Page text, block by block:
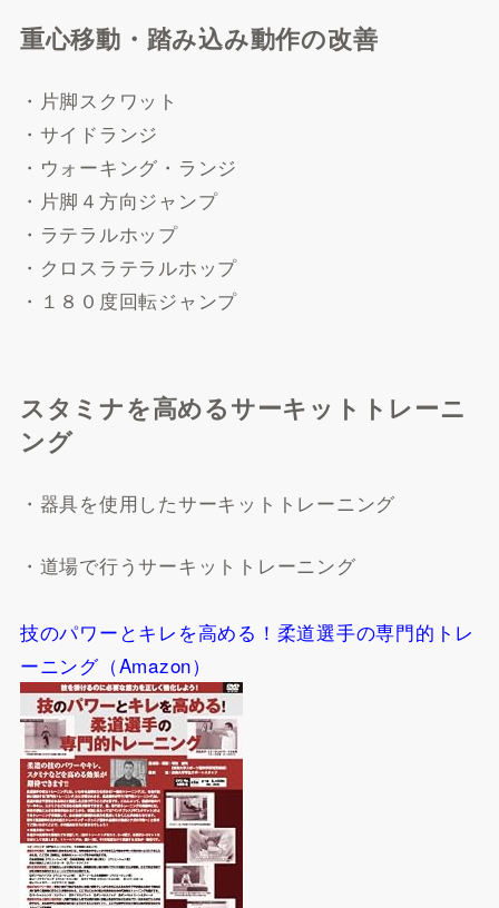
重心移動・踏み込み動作の改善
・片脚スクワット
・サイドランジ
・ウォーキング・ランジ
・片脚４方向ジャンプ
・ラテラルホップ
・クロスラテラルホップ
・１８０度回転ジャンプ
スタミナを高めるサーキットトレーニ
ング
・器具を使用したサーキットトレーニング
・道場で行うサーキットトレーニング
技のパワーとキレを高める！柔道選手の専門的トレ
ーニング（Amazon）